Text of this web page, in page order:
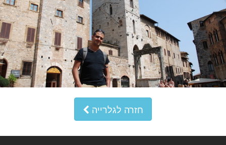
חזרה לגלרייה